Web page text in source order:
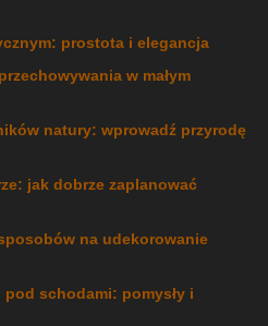
prostota i elegancja
w małym
natury: wprowadź przyrodę
jak dobrze zaplanować
na udekorowanie
schodami: pomysły i